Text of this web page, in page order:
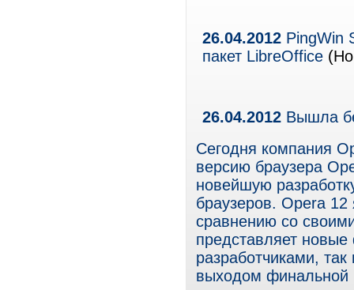
26.04.2012 PingWin
пакет LibreOffice
26.04.2012 Вышла
Сегодня компания
версию браузера
новейшую
браузеров. Opera
сравнению со
представляет
разработчиками,
выходом финальной